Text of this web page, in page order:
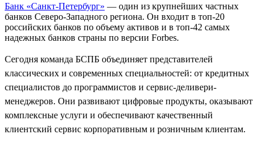
Банк «Санкт-Петербург» — один из крупнейших частных
банков Северо-Западного региона. Он входит в топ-20
российских банков по объему активов и в топ-42 самых
надежных банков страны по версии Forbes.
Сегодня команда БСПБ объединяет представителей
классических и современных специальностей: от кредитных
специалистов до программистов и сервис-деливери-
менеджеров. Они развивают цифровые продукты, оказывают
комплексные услуги и обеспечивают качественный
клиентский сервис корпоративным и розничным клиентам.